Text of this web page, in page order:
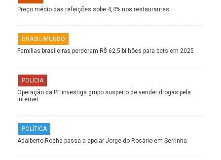
Preço médio das refeições sobe 4,4% nos restaurantes
BRASIL/MUNDO
Famílias brasileiras perderam R$ 62,5 bilhões para bets em 2025
POLÍCIA
Operação da PF investiga grupo suspeito de vender drogas pela
internet
POLÍTICA
Adalberto Rocha passa a apoiar Jorge do Rosário em Serrinha